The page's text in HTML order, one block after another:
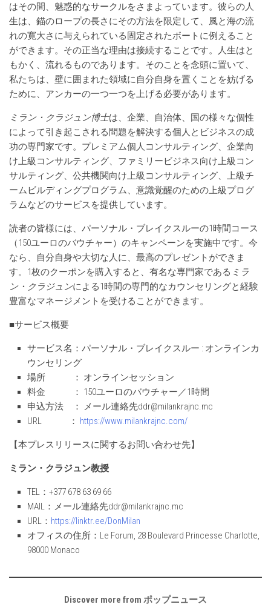
はその間、魅惑的なサークルをさまよっています。彼らの人
生は、錨のロープの長さにその方法を限定して、風と海の流
れの寛大さに与えられている固定されたボートに例えること
ができます。その正当な理由は接続することです。人生はと
もかく、流れるものであります。そのことを念頭に置いて、
私たちは、壁に囲まれた領域に自分自身を置くことを妨げる
ために、アンカーの一つ一つを上げる必要があります。
ミラン・クラジュン博士は、企業、自治体、国の様々な個性
によって引き起こされる問題を解決する個人とビジネスの成
功の専門家です。プレミアム個人コンサルティング、企業向
け上級コンサルティング、ファミリービジネス向け上級コン
サルティング、公共機関向け上級コンサルティング、上級チ
ームビルディングプログラム、意識覚醒のための上級プログ
ラムなどのサービスを提供しています。
読者の皆様には、パーソナル・ブレイクスルーの1時間コース
（150ユーロのバウチャー）のキャンペーンを実施中です。今
なら、自分自身や大切な人に、最高のプレゼントができま
す。1枚のクーポンを購入すると、有名な専門家である ミラ
ン・クラジュンによる1時間の専門的なカウンセリングと経験
豊富なマネージメントを受けることができます。
■サービス概要
サービス名：パーソナル・ブレイクスルー : オンラインカ
ウンセリング
場所 ： オンラインセッション
料金 ： 150ユーロのバウチャー／1時間
申込方法 ： メール連絡先ddr@milankrajnc.mc
URL ： https://www.milankrajnc.com/
【本プレスリリースに関するお問い合わせ先】
ミラン・クラジュン教授
TEL：+377 678 63 69 66
MAIL：メール連絡先ddr@milankrajnc.mc
URL： https://linktr.ee/DonMilan
オフィスの住所：Le Forum, 28 Boulevard Princesse Charlotte,
98000 Monaco
Discover more from ポップニュース